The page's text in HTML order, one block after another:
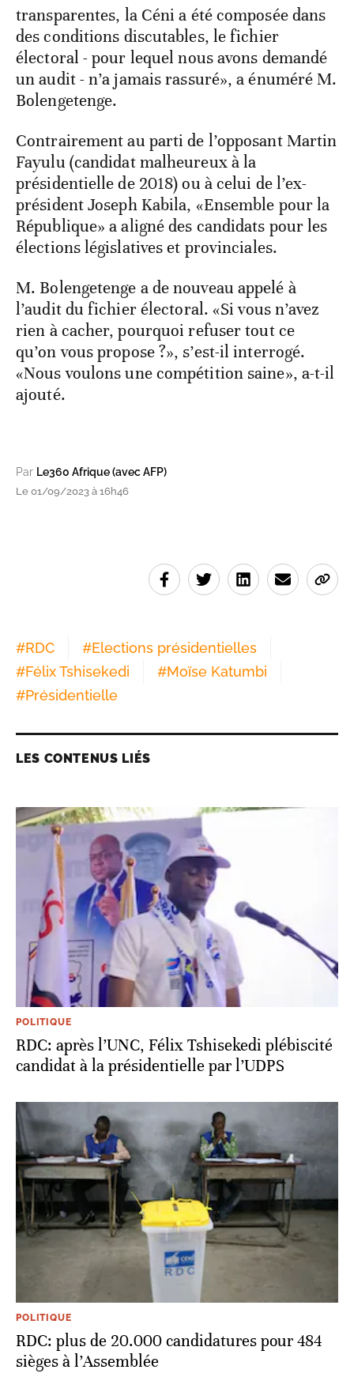
transparentes, la Céni a été composée dans
des conditions discutables, le fichier
électoral - pour lequel nous avons demandé
un audit - n’a jamais rassuré», a énuméré M.
Bolengetenge.
Contrairement au parti de l’opposant Martin
Fayulu (candidat malheureux à la
présidentielle de 2018) ou à celui de l’ex-
président Joseph Kabila, «Ensemble pour la
République» a aligné des candidats pour les
élections législatives et provinciales.
M. Bolengetenge a de nouveau appelé à
l’audit du fichier électoral. «Si vous n’avez
rien à cacher, pourquoi refuser tout ce
qu’on vous propose ?», s’est-il interrogé.
«Nous voulons une compétition saine», a-t-il
ajouté.
Par Le360 Afrique (avec AFP)
Le 01/09/2023 à 16h46
#RDC #Elections présidentielles
#Félix Tshisekedi #Moïse Katumbi
#Présidentielle
LES CONTENUS LIÉS
POLITIQUE
RDC: après l’UNC, Félix Tshisekedi plébiscité
candidat à la présidentielle par l’UDPS
POLITIQUE
RDC: plus de 20.000 candidatures pour 484
sièges à l’Assemblée